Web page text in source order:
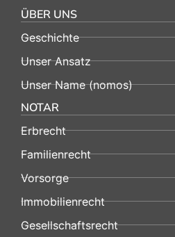
ÜBER UNS
Geschichte
Unser Ansatz
Unser Name (nomos)
NOTAR
Erbrecht
Familienrecht
Vorsorge
Immobilienrecht
Gesellschaftsrecht